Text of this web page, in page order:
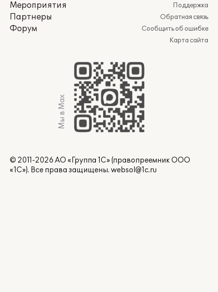
Мероприятия
Партнеры
Форум
Поддержка
Обратная связь
Сообщить об ошибке
Карта сайта
Мы в Max
© 2011-2026 АО «Группа 1С» (правопреемник ООО
«1С»). Все права защищены. websol@1c.ru